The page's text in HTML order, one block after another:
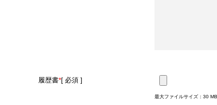
履歴書*
最大ファイルサイズ：30